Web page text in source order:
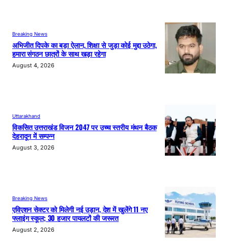
Breaking News
अभिजीत दिपके का बड़ा ऐलान, शिक्षा से जुड़ा कोई मुद्दा उठेगा,
हमारा संगठन छात्रों के साथ खड़ा रहेगा
August 4, 2026
Uttarakhand
विकसित उत्तराखंड विजन 2047 पर उच्च स्तरीय मंथन बैठक
देहरादून में सम्पन्न
August 3, 2026
Breaking News
एविएशन सेक्टर को मिलेगी नई उड़ान, देश में खुलेंगे 11 नए
फ्लाइंग स्कूल; 30 हजार पायलटों की जरूरत
August 2, 2026